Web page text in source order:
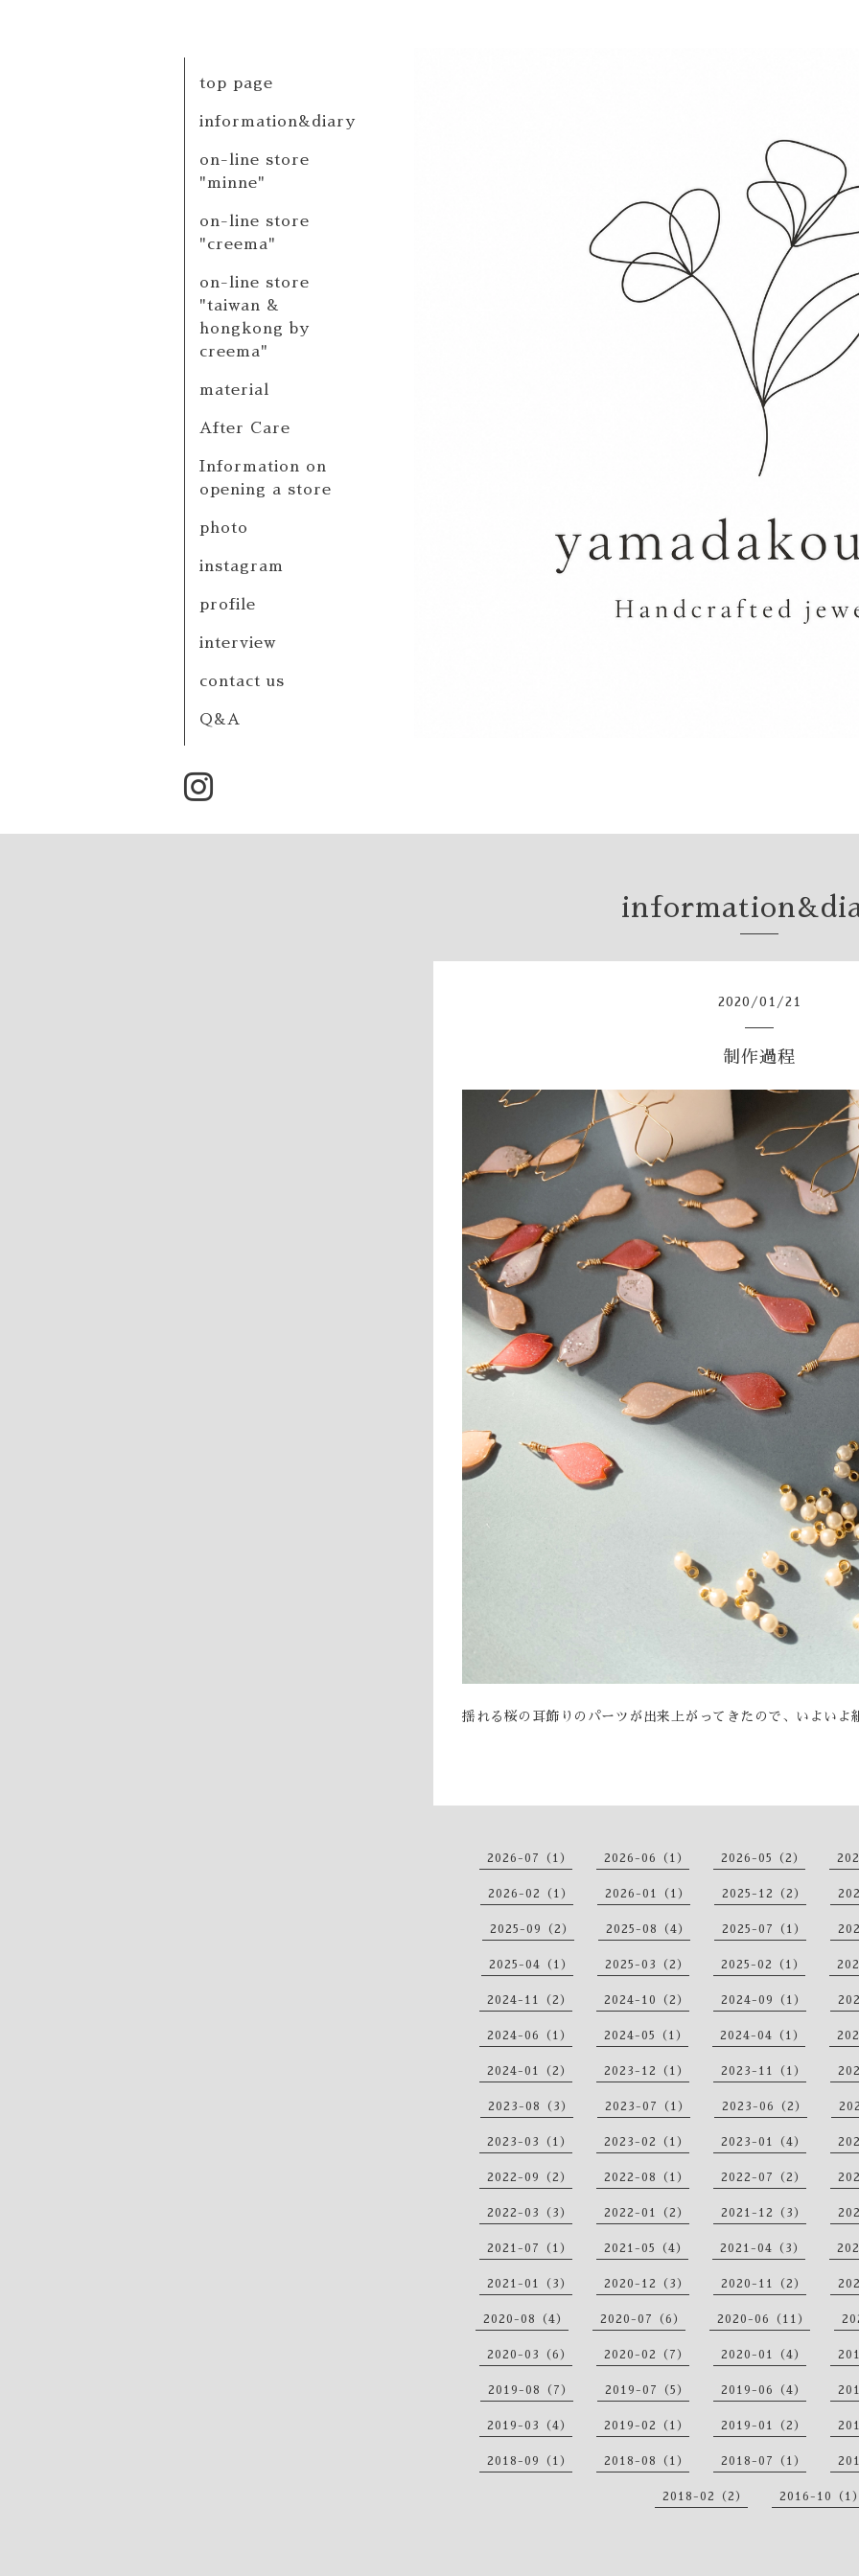
top page
information&diary
on-line store
"minne"
on-line store
"creema"
on-line store
"taiwan &
hongkong by
creema"
material
After Care
Information on
opening a store
photo
instagram
profile
interview
contact us
Q&A
2020 /01 /21
制作過程
揺れる桜の耳飾りのパーツが出来上がってきたので、いよいよ
2026-07（1） 2026-06（1） 2026-05（2）
2026-02（1） 2026-01（1） 2025-12（2）
2025-09（2） 2025-08（4） 2025-07（1）
2025-04（1） 2025-03（2） 2025-02（1）
2024-11（2） 2024-10（2） 2024-09（1）
2024-06（1） 2024-05（1） 2024-04（1）
2024-01（2） 2023-12（1） 2023-11（1）
2023-08（3） 2023-07（1） 2023-06（2）
2023-03（1） 2023-02（1） 2023-01（4）
2022-09（2） 2022-08（1） 2022-07（2）
2022-03（3） 2022-01（2） 2021-12（3）
2021-07（1） 2021-05（4） 2021-04（3）
2021-01（3） 2020-12（3） 2020-11（2）
2020-08（4） 2020-07（6） 2020-06（11）
2020-03（6） 2020-02（7） 2020-01（4）
2019-08（7） 2019-07（5） 2019-06（4）
2019-03（4） 2019-02（1） 2019-01（2）
2018-09（1） 2018-08（1） 2018-07（1）
2018-02（2） 2016-10（1